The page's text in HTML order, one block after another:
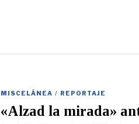
MISCELÁNEA / REPORTAJE
«Alzad la mirada»